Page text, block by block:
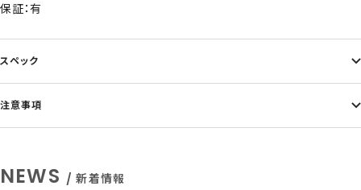
保証：有
スペック
注意事項
NEWS / 新着情報